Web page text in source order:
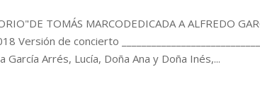
TOMÁS MARCODEDICADA A ALFREDO
Versión de concierto
Arrés, Lucía, Doña Ana y Doña Inés,...